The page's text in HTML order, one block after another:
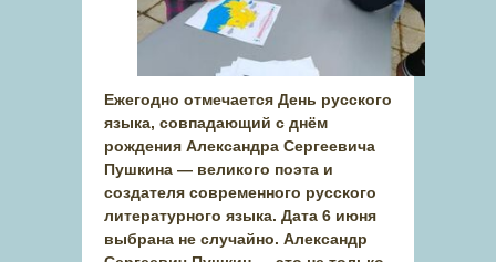
Ежегодно отмечается День русского
языка, совпадающий с днём
рождения Александра Сергеевича
Пушкина — великого поэта и
создателя современного русского
литературного языка. Дата 6 июня
выбрана не случайно. Александр